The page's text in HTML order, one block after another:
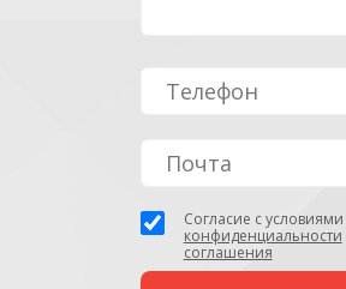
Согласие с условиями
конфиденциальности
соглашения